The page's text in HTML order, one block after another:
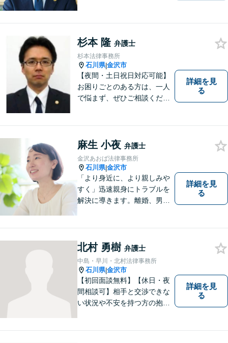
杉本 隆 弁護士
杉本法律事務所
石川県|金沢市
【夜間・土日祝日対応可能】
お困りごとのある方は、一人
で悩まず、ぜひご相談くださ
円(税込））
詳細を見
る
麻生 小夜 弁護士
金沢あおば法律事務所
石川県|金沢市
「より身近に、より親しみや
すく」迅速親身にトラブルを
解決に導きます。離婚、男女
にご相談ください。
詳細を見
る
北村 勇樹 弁護士
中島・早川・北村法律事務所
石川県|金沢市
【初回面談無料】【休日・夜
間相談可】相手と交渉できな
い状況や不安を持つ方の抱え
詳細を見
る